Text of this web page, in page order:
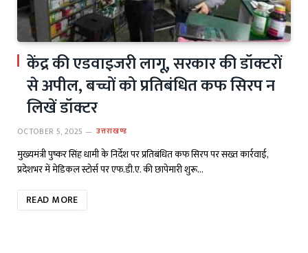
केंद्र की एडवाइजरी लागू, सरकार की डॉक्टरों
से अपील, बच्चों को प्रतिबंधित कफ सिरप न
लिखें डॉक्टर
OCTOBER 5, 2025 उत्तराखण्ड
मुख्यमंत्री पुष्कर सिंह धामी के निर्देश पर प्रतिबंधित कफ सिरप पर सख्त कार्रवाई,
प्रदेशभर में मेडिकल स्टोर्स पर एफ.डी.ए. की छापेमारी शुरू…
READ MORE